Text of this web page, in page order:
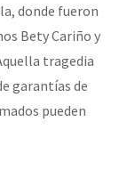
donde fueron
Bety Cariño y
tragedia
garantías de
pueden